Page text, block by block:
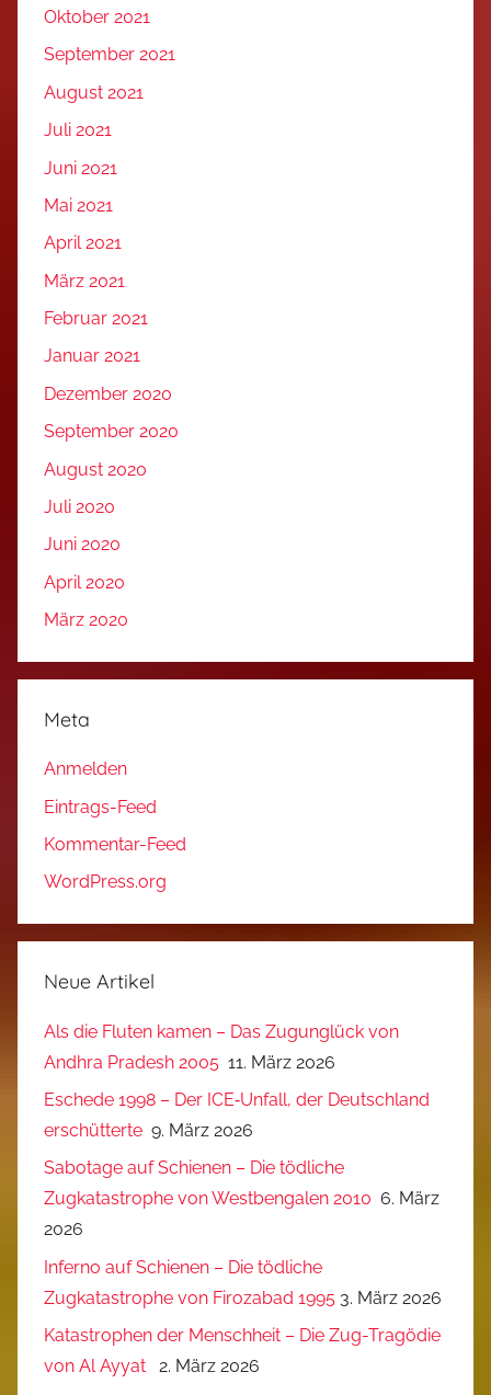
Oktober 2021
September 2021
August 2021
Juli 2021
Juni 2021
Mai 2021
April 2021
März 2021
Februar 2021
Januar 2021
Dezember 2020
September 2020
August 2020
Juli 2020
Juni 2020
April 2020
März 2020
Meta
Anmelden
Eintrags-Feed
Kommentar-Feed
WordPress.org
Neue Artikel
Als die Fluten kamen – Das Zugunglück von
Andhra Pradesh 2005 11. März 2026
Eschede 1998 – Der ICE‑Unfall, der Deutschland
erschütterte 9. März 2026
Sabotage auf Schienen – Die tödliche
Zugkatastrophe von Westbengalen 2010 6. März
2026
Inferno auf Schienen – Die tödliche
Zugkatastrophe von Firozabad 1995 3. März 2026
Katastrophen der Menschheit – Die Zug-Tragödie
von Al Ayyat
2. März 2026